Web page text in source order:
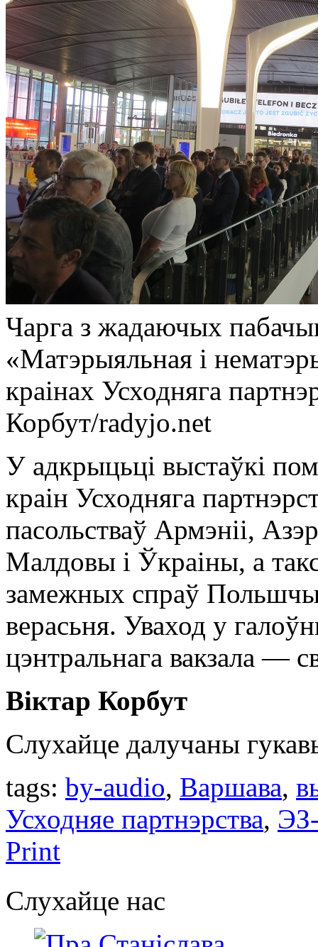
Чарга з жадаючых
«Матэрыяльная і
краінах Усходняга
Корбут/radyjo.net
У адкрыцьці выстаўкі
краін Усходняга
пасольстваў Армэніі,
Малдовы і Ўкраіны, а
замежных спраў
верасьня. Уваход у
цэнтральнага вакзала —
Віктар Корбут
Слухайце далучаны
tags: by-audio, Варшава,
Усходняе партнэрства,
Print
Слухайце нас